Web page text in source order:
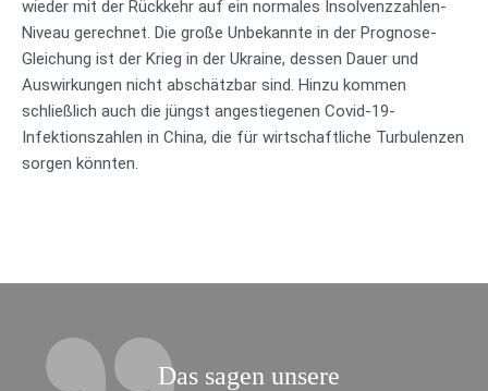
wieder mit der Rückkehr auf ein normales Insolvenzzahlen-
Niveau gerechnet. Die große Unbekannte in der Prognose-
Gleichung ist der Krieg in der Ukraine, dessen Dauer und
Auswirkungen nicht abschätzbar sind. Hinzu kommen
schließlich auch die jüngst angestiegenen Covid-19-
Infektionszahlen in China, die für wirtschaftliche Turbulenzen
sorgen könnten.
Das sagen unsere